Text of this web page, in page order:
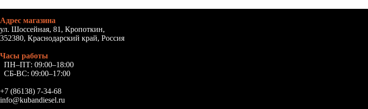
Адрес магазина
ул. Шоссейная, 81, Кропоткин,
352380, Краснодарский край, Россия
Часы работы
ПН–ПТ: 09:00–18:00
СБ-ВС: 09:00–17:00
+7 (86138) 7-34-68
info@kubandiesel.ru